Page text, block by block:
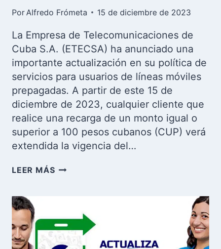
Por Alfredo Frómeta 15 de diciembre de 2023
La Empresa de Telecomunicaciones de
Cuba S.A. (ETECSA) ha anunciado una
importante actualización en su política de
servicios para usuarios de líneas móviles
prepagadas. A partir de este 15 de
diciembre de 2023, cualquier cliente que
realice una recarga de un monto igual o
superior a 100 pesos cubanos (CUP) verá
extendida la vigencia del…
LEER MÁSETECSA
LÍNEAS
MÓVILES
PREPAGADAS